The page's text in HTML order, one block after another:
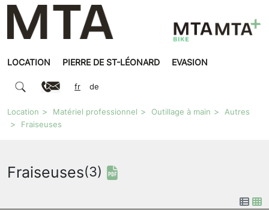
LOCATION PIERRE DE ST-LÉONARD EVASION
fr de
Location Matériel professionnel Outillage à main
Autres
Fraiseuses
Fraiseuses(3)